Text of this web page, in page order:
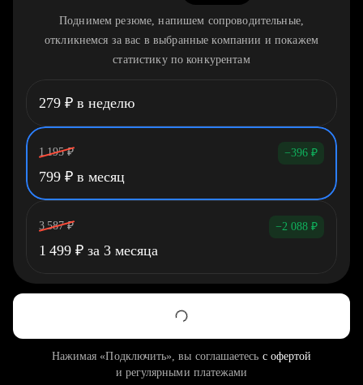
Поднимем резюме, напишем сопроводительные,
откликнемся за вас в выбранные компании и покажем
статистику по конкурентам
279 ₽ в неделю
1 195 ₽ −396 ₽
799 ₽ в месяц
3 587 ₽ −2 088 ₽
1 499 ₽ за 3 месяца
Нажимая «Подключить», вы соглашаетесь с офертой
и регулярными платежами